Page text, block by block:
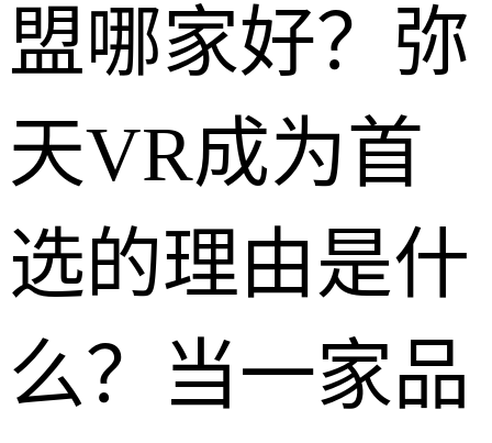
盟哪家好？弥
天VR成为首
选的理由是什
么？当一家品